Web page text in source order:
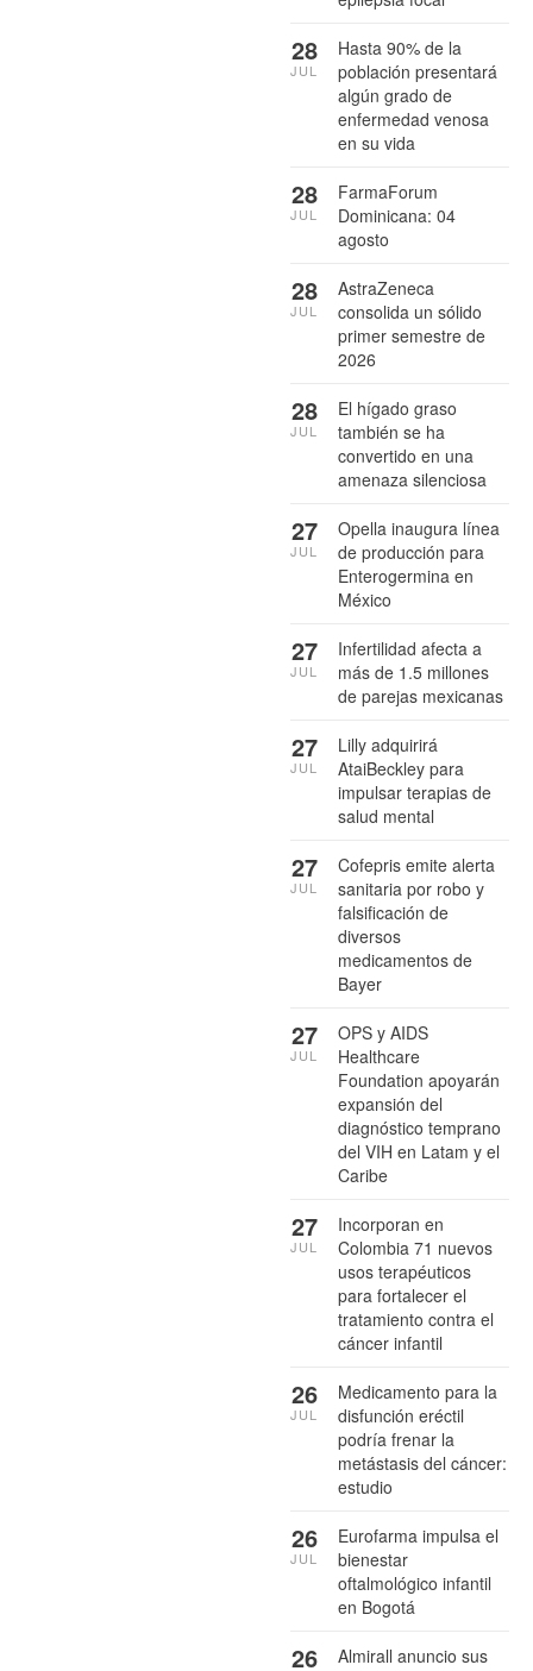
Hasta 90% de la
población presentará
algún grado de
enfermedad venosa
en su vida
28
JUL
FarmaForum
Dominicana: 04
agosto
28
JUL
AstraZeneca
consolida un sólido
primer semestre de
2026
28
JUL
El hígado graso
también se ha
convertido en una
amenaza silenciosa
28
JUL
Opella inaugura línea
de producción para
Enterogermina en
México
27
JUL
Infertilidad afecta a
más de 1.5 millones
de parejas mexicanas
27
JUL
Lilly adquirirá
AtaiBeckley para
impulsar terapias de
salud mental
27
JUL
Cofepris emite alerta
sanitaria por robo y
falsificación de
diversos
medicamentos de
Bayer
27
JUL
OPS y AIDS
Healthcare
Foundation apoyarán
expansión del
diagnóstico temprano
del VIH en Latam y el
Caribe
27
JUL
Incorporan en
Colombia 71 nuevos
usos terapéuticos
para fortalecer el
tratamiento contra el
cáncer infantil
27
JUL
Medicamento para la
disfunción eréctil
podría frenar la
metástasis del cáncer:
estudio
26
JUL
Eurofarma impulsa el
bienestar
oftalmológico infantil
en Bogotá
26
JUL
Almirall anuncio sus
26